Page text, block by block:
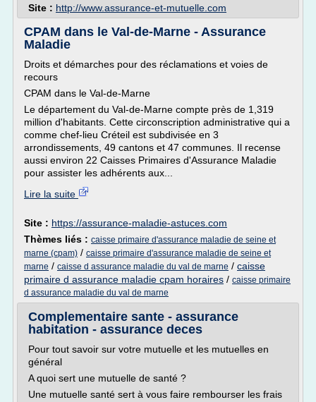
Site : http://www.assurance-et-mutuelle.com
CPAM dans le Val-de-Marne - Assurance
Maladie
Droits et démarches pour des réclamations et voies de
recours
CPAM dans le Val-de-Marne
Le département du Val-de-Marne compte près de 1,319
million d'habitants. Cette circonscription administrative qui a
comme chef-lieu Créteil est subdivisée en 3
arrondissements, 49 cantons et 47 communes. Il recense
aussi environ 22 Caisses Primaires d'Assurance Maladie
pour assister les adhérents aux...
Lire la suite
Site : https://assurance-maladie-astuces.com
Thèmes liés : caisse primaire d'assurance maladie de seine et
marne (cpam) / caisse primaire d'assurance maladie de seine et
marne / caisse d assurance maladie du val de marne / caisse
primaire d assurance maladie cpam horaires / caisse primaire
d assurance maladie du val de marne
Complementaire sante - assurance
habitation - assurance deces
Pour tout savoir sur votre mutuelle et les mutuelles en
général
A quoi sert une mutuelle de santé ?
Une mutuelle santé sert à vous faire rembourser les frais